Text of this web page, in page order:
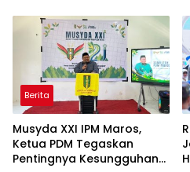
Taiwan
Berita
Musyda XXI IPM Maros,
Ketua PDM Tegaskan
Pentingnya Kesungguhan